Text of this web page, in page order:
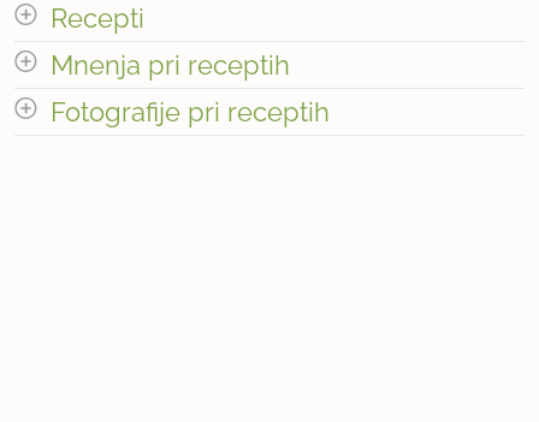
Recepti
« prejšnja 1 2 naslednja Â»
Mnenja pri receptih
odpri vse
Fotografije pri receptih